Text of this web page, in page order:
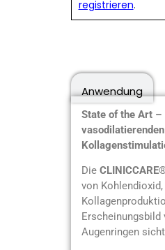
registrieren.
Anwendung
State of the Art
Die
von
Erscheinungsbild
Augenringen